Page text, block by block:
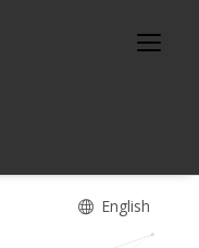
English